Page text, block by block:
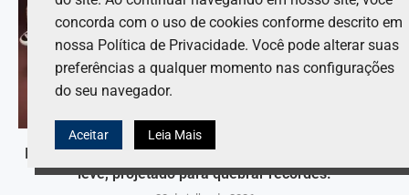
IndyCar apresenta carro de corrida 2028 mais rápido e
leve, projetado para quebrar recordes.
concorda com o uso de cookies conforme descrito em
nossa Política de Privacidade. Você pode alterar suas
preferências a qualquer momento nas configurações
do seu navegador.
Aceitar Leia Mais